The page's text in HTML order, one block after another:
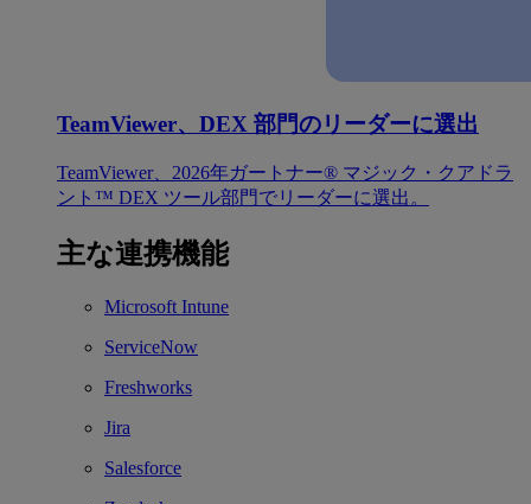
TeamViewer、DEX 部門のリーダーに選出
TeamViewer、2026年ガートナー® マジック・クアドラ
ント™ DEX ツール部門でリーダーに選出。
主な連携機能
Microsoft Intune
ServiceNow
Freshworks
Jira
Salesforce